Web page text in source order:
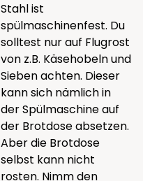
Stahl ist
spülmaschinenfest. Du
solltest nur auf Flugrost
von z.B. Käsehobeln und
Sieben achten. Dieser
kann sich nämlich in
der Spülmaschine auf
der Brotdose absetzen.
Aber die Brotdose
selbst kann nicht
rosten. Nimm den